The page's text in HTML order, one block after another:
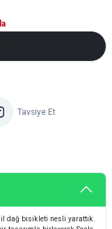
Tavsiye Et
dağ bisikleti nesli yarattık.